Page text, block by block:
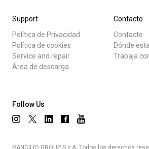
Support
Política de Privacidad
Política de cookies
Service and repair
Área de descarga
Contacto
Contacto
Dónde
Trabaja
Follow Us